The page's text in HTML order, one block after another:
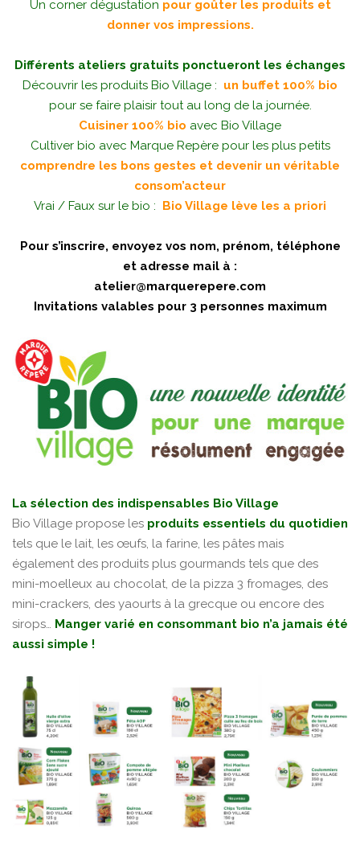
Un corner dégustation pour goûter les produits et
donner vos impressions.
Différents ateliers gratuits ponctueront les échanges
Découvrir les produits Bio Village : un buffet 100% bio
pour se faire plaisir tout au long de la journée.
Cuisiner 100% bio avec Bio Village
Cultiver bio avec Marque Repère pour les plus petits
comprendre les bons gestes et devenir un véritable
consom’acteur
Vrai / Faux sur le bio : Bio Village lève les a priori
Pour s’inscrire, envoyez vos nom, prénom, téléphone
et adresse mail à :
atelier@marquerepere.com
Invitations valables pour 3 personnes maximum
La sélection des indispensables Bio Village
Bio Village propose les produits essentiels du quotidien
tels que le lait, les œufs, la farine, les pâtes mais
également des produits plus gourmands tels que des
mini-moelleux au chocolat, de la pizza 3 fromages, des
mini-crackers, des yaourts à la grecque ou encore des
sirops… Manger varié en consommant bio n’a jamais été
aussi simple !